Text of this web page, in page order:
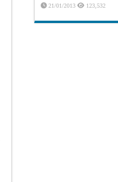
21/01/2013 123,532